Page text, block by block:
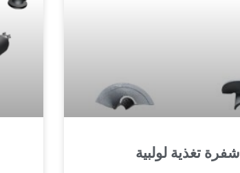
شفرة تغذية لولبية